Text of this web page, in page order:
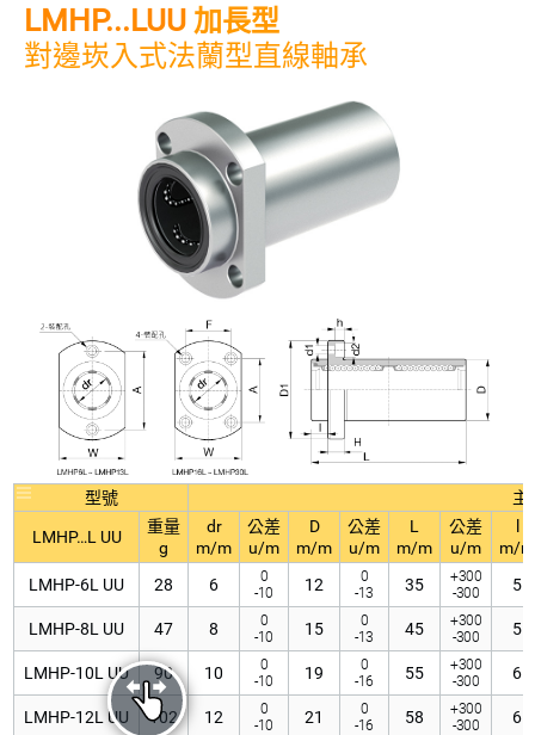
LMHP...LUU 加長型
對邊崁入式法蘭型直線軸承
型號 主
LMHP…L UU
重量
g
dr
m/m
公差
u/m
D
m/m
公差
u/m
L
m/m
公差
u/m
m/m
LMHP-6L UU
28 6
0
-10
12
0
-13
35
+300
-300
5
LMHP-8L UU 47 8
0
-10
15
0
-13
45
+300
-300
5
LMHP-10L UU 90 10
0
-10
19
0
-16
55
+300
-300
6
LMHP-12L UU 102 12
0
-10
21
0
-16
58
+300
-300
6